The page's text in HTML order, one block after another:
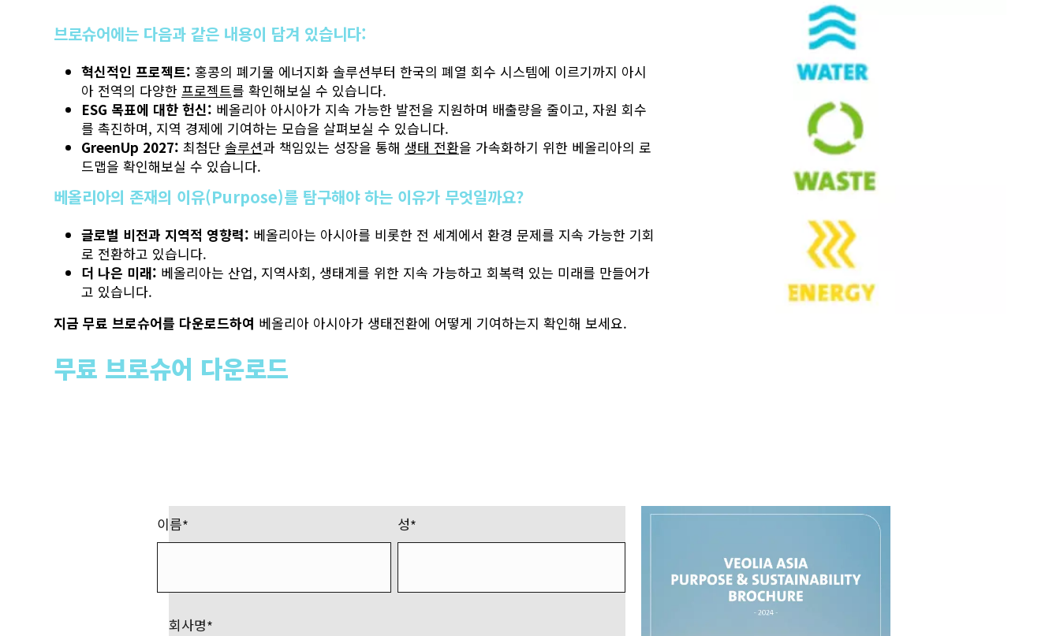
브로슈어에는 다음과 같은 내용이 담겨 있습니다:
혁신적인 프로젝트: 홍콩의 폐기물 에너지화 솔루션부터 한국의 폐열 회수 시스템에 이르기까지 아시
아 전역의 다양한 프로젝트를 확인해보실 수 있습니다.
ESG 목표에 대한 헌신: 베올리아 아시아가 지속 가능한 발전을 지원하며 배출량을 줄이고, 자원 회수
를 촉진하며, 지역 경제에 기여하는 모습을 살펴보실 수 있습니다.
GreenUp 2027: 최첨단 솔루션과 책임있는 성장을 통해 생태 전환을 가속화하기 위한 베올리아의 로
드맵을 확인해보실 수 있습니다.
베올리아의 존재의 이유(Purpose)를 탐구해야 하는 이유가 무엇일까요?
글로벌 비전과 지역적 영향력: 베올리아는 아시아를 비롯한 전 세계에서 환경 문제를 지속 가능한 기회
로 전환하고 있습니다.
더 나은 미래: 베올리아는 산업, 지역사회, 생태계를 위한 지속 가능하고 회복력 있는 미래를 만들어가
고 있습니다.
지금 무료 브로슈어를 다운로드하여 베올리아 아시아가 생태전환에 어떻게 기여하는지 확인해 보세요.
무료 브로슈어 다운로드
이름 성
회사명